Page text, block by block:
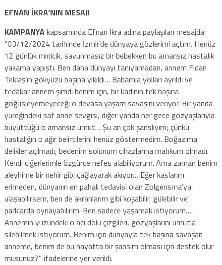
EFNAN İKRA’NIN MESAJI
KAMPANYAkapsamında Efnan İkra adına paylaşılan mesajda
“03/12/2024 tarihinde İzmir’de dünyaya gözlerimi açtım. Henüz
12 günlük minicik, savunmasız bir bebekken bu amansız hastalık
yakama yapıştı. Ben daha dünyayı tanıyamadan, annem Fidan
Teklaş’ın gökyüzü başına yıkıldı… Babamla yolları ayrıldı ve
fedakar annem şimdi benim için, bir kadının tek başına
göğüsleyemeyeceği o devasa yaşam savaşını veriyor. Bir yanda
yüreğindeki saf anne sevgisi, diğer yanda her gece gözyaşlarıyla
büyüttüğü o amansız umut… Şu an çok şanslıyım; çünkü
hastalığın o ağır belirtilerini henüz göstermedim. Boğazıma
delikler açılmadı, bedenim solunum cihazlarına mahkum olmadı.
Kendi ciğerlerimle özgürce nefes alabiliyorum. Ama zaman benim
aleyhime bir nehir gibi çağlayarak akıyor… Eğer kaslarım
erimeden, dünyanın en pahalı tedavisi olan Zolgensma’ya
ulaşabilirsem, ben de akranlarım gibi koşabilir, gülebilir ve
parklarda oynayabilirim. Ben sadece yaşamak istiyorum…
Annemin yüzündeki o acı dolu çizgileri, gözyaşlarını umutla
silebilmek istiyorum. Benim için dünyayla tek başına savaşan
anneme, benim de bu hayatta bir şansım olması için destek olur
musunuz?” ifadelerine yer verildi.